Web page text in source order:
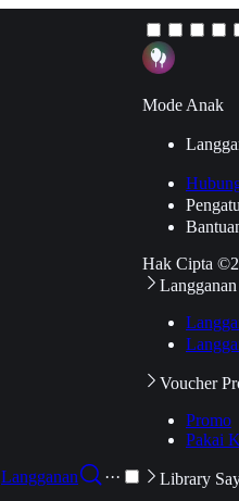
Langganan
···
Mode Anak
Hak Cipta
Voucher
Promo
Pakai
Library